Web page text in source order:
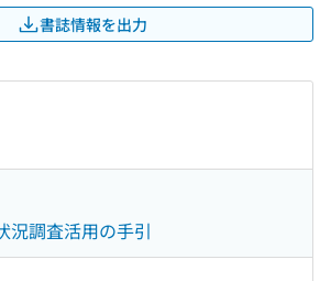
書誌情報を出力
況調査活用の手引